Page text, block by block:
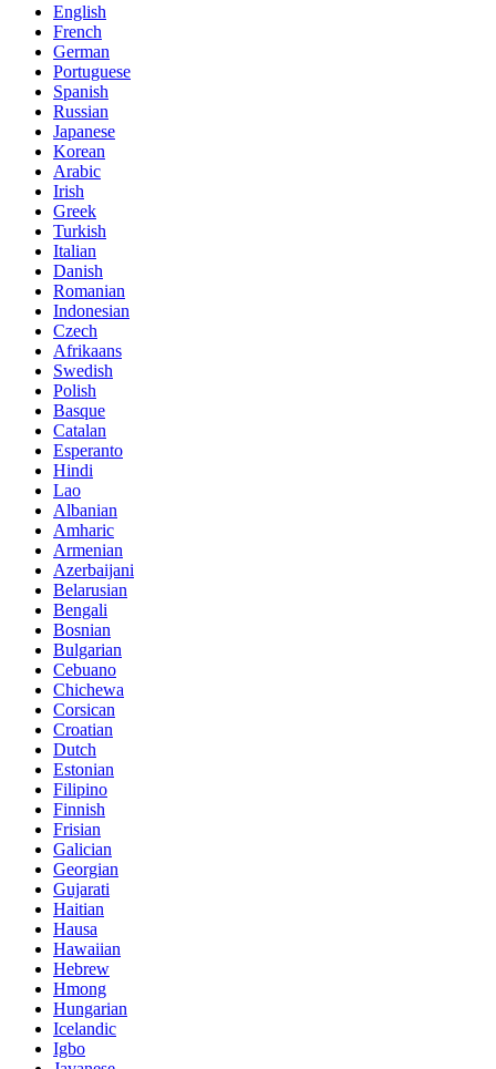
English
French
German
Portuguese
Spanish
Russian
Japanese
Korean
Arabic
Irish
Greek
Turkish
Italian
Danish
Romanian
Indonesian
Czech
Afrikaans
Swedish
Polish
Basque
Catalan
Esperanto
Hindi
Lao
Albanian
Amharic
Armenian
Azerbaijani
Belarusian
Bengali
Bosnian
Bulgarian
Cebuano
Chichewa
Corsican
Croatian
Dutch
Estonian
Filipino
Finnish
Frisian
Galician
Georgian
Gujarati
Haitian
Hausa
Hawaiian
Hebrew
Hmong
Hungarian
Icelandic
Igbo